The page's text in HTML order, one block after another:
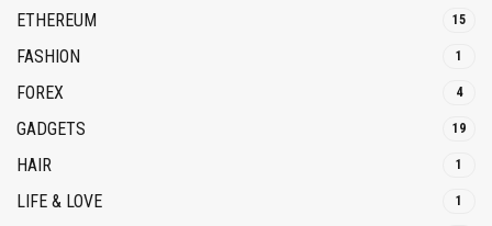
ETHEREUM 15
FASHION 1
FOREX 4
GADGETS 19
HAIR 1
LIFE & LOVE 1